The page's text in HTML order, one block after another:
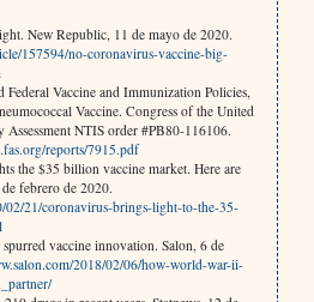
New Republic, 11 de mayo de 2020.
157594/no-coronavirus-vaccine-big-
Vaccine and Immunization Policies,
Vaccine. Congress of the United
Assessment NTIS order #PB80-116106.
reports/7915.pdf
the $35 billion vaccine market. Here are
febrero de 2020.
02/21/coronavirus-brings-light-to-the-35-
vaccine innovation. Salon, 6 de
2018/02/06/how-world-war-ii-